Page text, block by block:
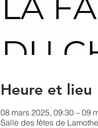
Heure et lieu
08 mars 2025, 09:30 – 09
Salle des fêtes de